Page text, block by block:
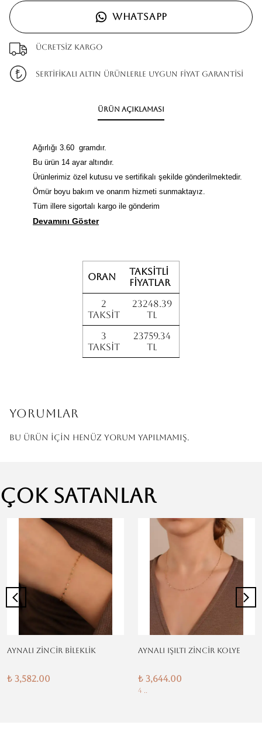
WHATSAPP
Ücretsiz kargo
SERTİFİKALI ALTIN ÜRÜNLERLE UYGUN FİYAT GARANTİSİ
Ürün Açıklaması
Ağırlığı 3.60 gramdır.
Bu ürün 14 ayar altındır.
Ürünlerimiz özel kutusu ve sertifikalı şekilde gönderilmektedir.
Ömür boyu bakım ve onarım hizmeti sunmaktayız.
Tüm illere sigortalı kargo ile gönderim
Devamını Göster
Oran
Taksitli
fiyatlar
2
Taksit
23248.39
TL
3
Taksit
23759.34
TL
Yorumlar
Bu ürün için henüz yorum yapılmamış.
Çok Satanlar
AYNALI ZİNCİR BİLEKLİK
₺ 3,582.00
AYNALI IŞILTI ZİNCİR KOLYE
₺ 3,644.00
4 ..